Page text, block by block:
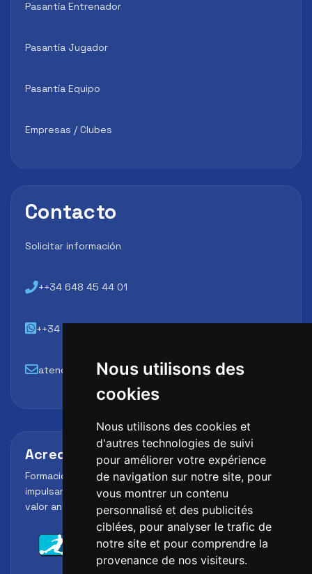
Nous utilisons des
cookies
Nous utilisons des cookies et
d'autres technologies de suivi
pour améliorer votre expérience
de navigation sur notre site, pour
vous montrer un contenu
personnalisé et des publicités
ciblées, pour analyser le trafic de
notre site et pour comprendre la
provenance de nos visiteurs.
Pasantía Entrenador
Pasantía Jugador
Pasantía Equipo
Empresas / Clubes
Contacto
Solicitar información
++34 648 45 44 01
++34 648 45 44 01
atencion@futbollab.com
Acreditaciones y alianzas
Formación, metodología y reconocimiento para
impulsar el perfil profesional del alumno y reforzar su
valor ante clubes, academias y entidades deportivas.